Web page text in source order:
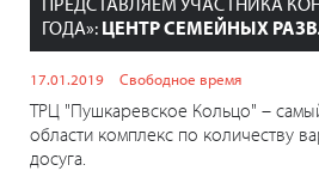
ГОДА»: ЦЕНТР СЕМЕЙНЫХ
17.01.2019 Свободное время
ТРЦ "Пушкаревское Кольцо" –
области комплекс по количеству
досуга.